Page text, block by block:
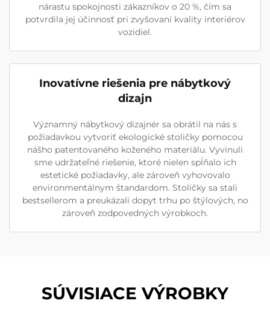
nárastu spokojnosti zákazníkov o 20 %, čím sa
potvrdila jej účinnosť pri zvyšovaní kvality interiérov
vozidiel.
Inovatívne riešenia pre nábytkový
dizajn
Významný nábytkový dizajnér sa obrátil na nás s
požiadavkou vytvoriť ekologické stoličky pomocou
nášho patentovaného koženého materiálu. Vyvinuli
sme udržateľné riešenie, ktoré nielen spĺňalo ich
estetické požiadavky, ale zároveň vyhovovalo
environmentálnym štandardom. Stoličky sa stali
bestsellerom a preukázali dopyt trhu po štýlových, no
zároveň zodpovedných výrobkoch.
SÚVISIACE VÝROBKY